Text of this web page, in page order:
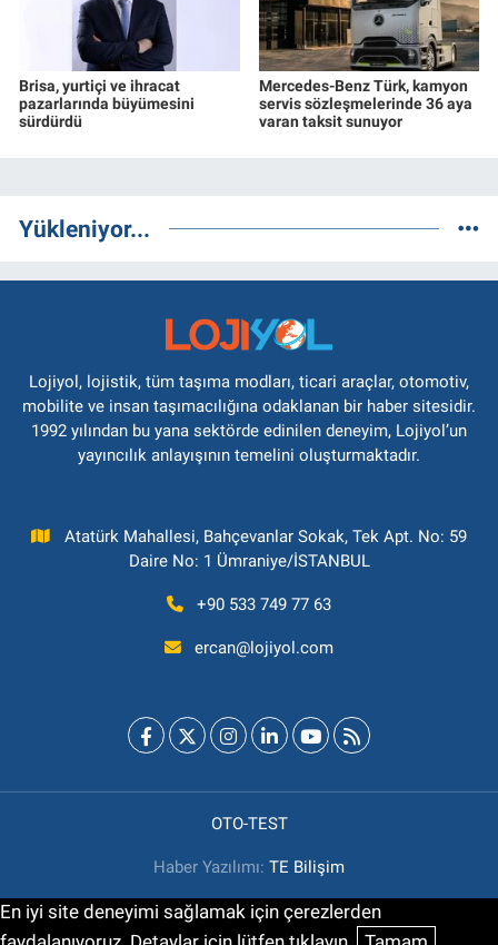
Brisa, yurtiçi ve ihracat
pazarlarında büyümesini
sürdürdü
Mercedes-Benz Türk, kamyon
servis sözleşmelerinde 36 aya
varan taksit sunuyor
Yükleniyor...
Lojiyol, lojistik, tüm taşıma modları, ticari araçlar, otomotiv,
mobilite ve insan taşımacılığına odaklanan bir haber sitesidir.
1992 yılından bu yana sektörde edinilen deneyim, Lojiyol’un
yayıncılık anlayışının temelini oluşturmaktadır.
Atatürk Mahallesi, Bahçevanlar Sokak, Tek Apt. No: 59
Daire No: 1 Ümraniye/İSTANBUL
+90 533 749 77 63
ercan@lojiyol.com
OTO-TEST
Haber Yazılımı: TE Bilişim
En iyi site deneyimi sağlamak için çerezlerden